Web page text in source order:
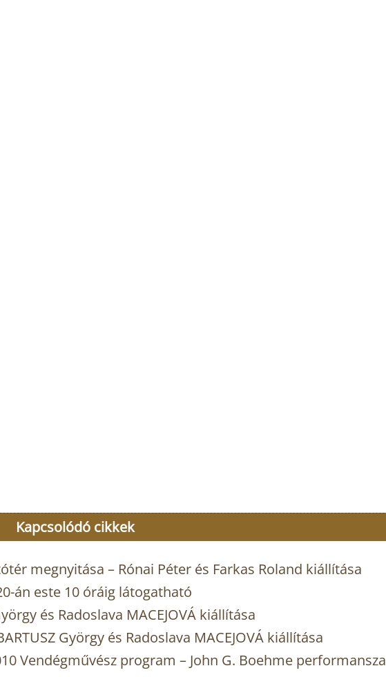
Kapcsolódó cikkek
megnyitása – Rónai Péter és Farkas Roland kiállítása
án este 10 óráig látogatható
és Radoslava MACEJOVÁ kiállítása
György és Radoslava MACEJOVÁ kiállítása
Vendégművész program – John G. Boehme performansza